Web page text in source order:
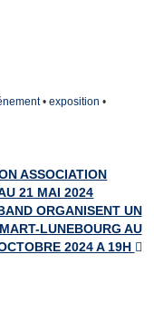
• exposition •
ASSOCIATION
21 MAI 2024
ORGANISENT UN
LUNEBOURG AU
2024 A 19H